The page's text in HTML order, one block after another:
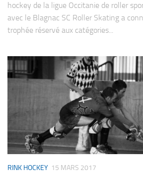
hockey de la ligue Occitanie de roller
avec le Blagnac SC Roller Skating a
trophée réservé aux catégories...
RINK HOCKEY 15 MARS 2017